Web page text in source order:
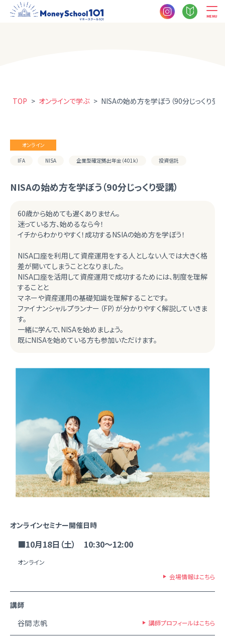
MENU
TOP > オンラインで学ぶ > NISAの始め方を学ぼう（90分じっくり受講
オンライン
IFA NISA 企業型確定拠出年金（401k） 投資信託
NISAの始め方を学ぼう（90分じっくり受講）
60歳から始めても遅くありません。
迷っている方、始めるなら今！
イチからわかりやすく！成功するNSIAの始め方を学ぼう！
NISA口座を利用して資産運用をする人としない人では大きく格
差が開いてしまうこととなりました。
NISA口座を活用して資産運用で成功するためには、制度を理解
することと
マネーや資産運用の基礎知識を理解することです。
ファイナンシャルプランナー（FP）が分かりやすく解説していきま
す。
一緒に学んで、NISAを始めましょう。
既にNISAを始めている方も参加いただけます。
オンラインセミナー開催日時
■10月18日（土） 10:30～12:00
オンライン
会場情報はこちら
講師
谷間 志帆
講師プロフィールはこちら